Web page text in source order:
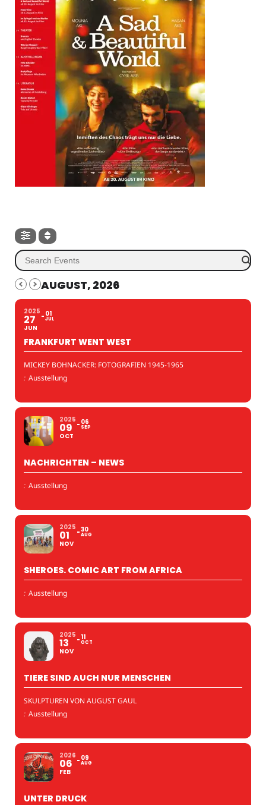
AUGUST, 2026
2025
27
JUN
01
JUL
FRANKFURT WENT WEST
MICKEY BOHNACKER: FOTOGRAFIEN 1945-1965
: Ausstellung
2025
09
OCT
06
SEP
NACHRICHTEN – NEWS
: Ausstellung
2025
01
NOV
30
AUG
SHEROES. COMIC ART FROM AFRICA
: Ausstellung
2025
13
NOV
11
OCT
TIERE SIND AUCH NUR MENSCHEN
SKULPTUREN VON AUGUST GAUL
: Ausstellung
2026
06
FEB
09
AUG
UNTER DRUCK